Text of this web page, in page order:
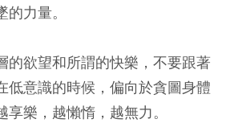
力量。
的欲望和所謂的快樂，不要跟著
低意識的時候，偏向於貪圖身體
樂，越懶惰，越無力。